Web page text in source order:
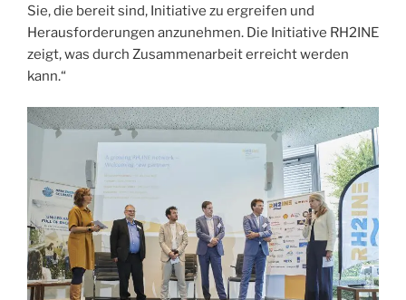
Sie, die bereit sind, Initiative zu ergreifen und
Herausforderungen anzunehmen. Die Initiative RH2INE
zeigt, was durch Zusammenarbeit erreicht werden
kann.“